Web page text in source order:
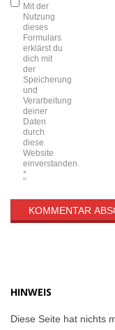
Mit der
Nutzung
dieses
Formulars
erklärst du
dich mit
der
Speicherung
und
Verarbeitung
deiner
Daten
durch
diese
Website
einverstanden.
*
HINWEIS
Diese Seite hat nichts